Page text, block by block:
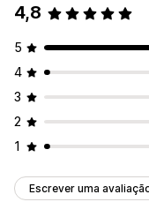
4,8
5
4
3
2
1
Escrever uma